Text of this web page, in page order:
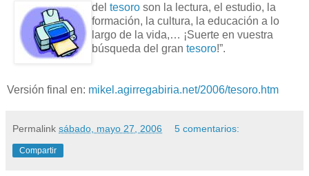
del tesoro son la lectura, el estudio, la
formación, la cultura, la educación a lo
largo de la vida,… ¡Suerte en vuestra
búsqueda del gran tesoro!”.
Versión final en: mikel.agirregabiria.net/2006/tesoro.htm
Permalink sábado, mayo 27, 2006 5 comentarios:
Compartir